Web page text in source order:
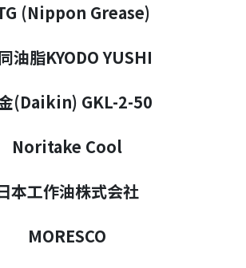
(Nippon Grease)
油脂KYODO YUSHI
(Daikin) GKL-2-50
Noritake Cool
本工作油株式会社
MORESCO